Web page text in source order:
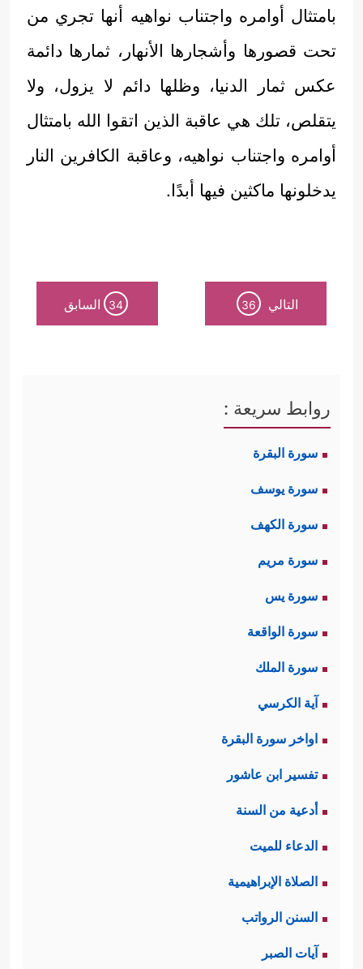
بامتثال أوامره واجتناب نواهيه أنها تجري من
تحت قصورها وأشجارها الأنهار، ثمارها دائمة
عكس ثمار الدنيا، وظلها دائم لا يزول، ولا
يتقلص، تلك هي عاقبة الذين اتقوا الله بامتثال
أوامره واجتناب نواهيه، وعاقبة الكافرين النار
يدخلونها ماكثين فيها أبدًا.
التالي 36
34 السابق
روابط سريعة :
سورة البقرة
سورة يوسف
سورة الكهف
سورة مريم
سورة يس
سورة الواقعة
سورة الملك
آية الكرسي
اواخر سورة البقرة
تفسير ابن عاشور
أدعية من السنة
الدعاء للميت
الصلاة الإبراهيمية
السنن الرواتب
آيات الصبر